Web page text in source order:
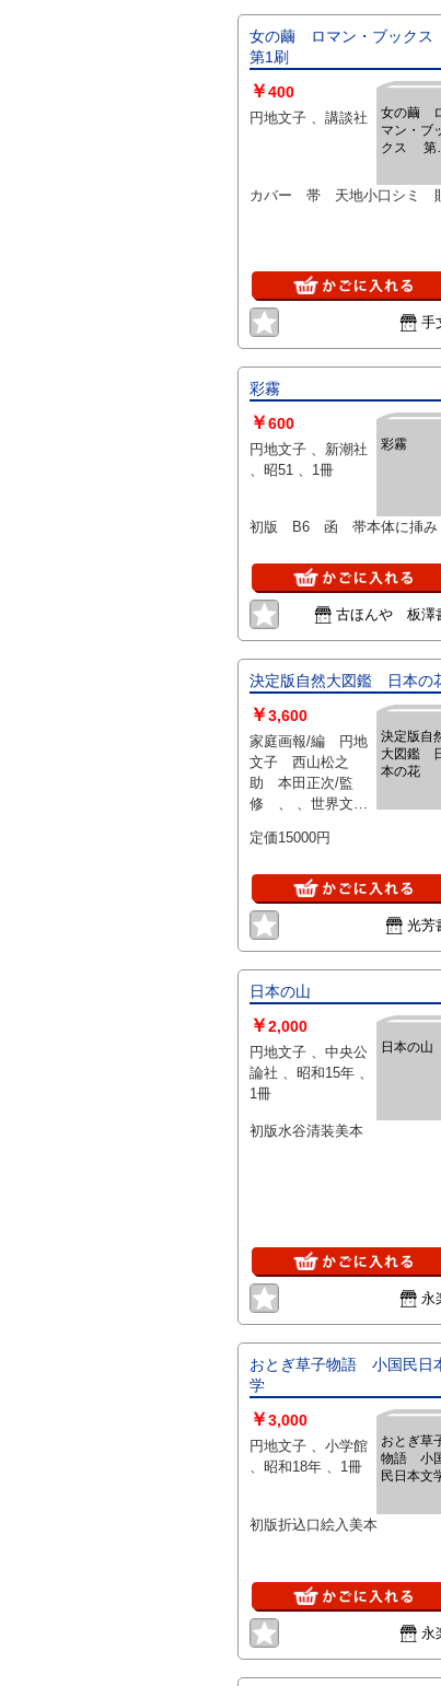
女の繭 ロマン・ブックス
第1刷
女の繭
マン・ブ
クス 第1
￥400
円地文子 、講談社
カバー 帯 天地小口シミ
手
彩霧
彩霧
￥600
円地文子 、新潮社
、昭51 、1冊
初版 B6 函 帯本体に挿み
古ほんや 板澤
決定版自然大図鑑 日本の
決定版自
大図鑑
本の花
￥3,600
家庭画報/編 円地
文子 西山松之
助 本田正次/監
修 、 、世界文化
年 函帯カバー・
定価15000円
光芳
日本の山
日本の山
￥2,000
円地文子 、中央公
論社 、昭和15年 、
1冊
初版水谷清装美本
永
おとぎ草子物語 小国民日
学
おとぎ草
物語 小
民日本文
￥3,000
円地文子 、小学館
、昭和18年 、1冊
初版折込口絵入美本
永